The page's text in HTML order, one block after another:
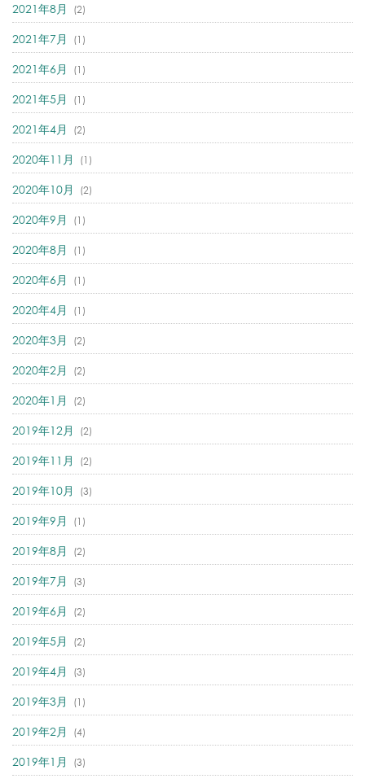
2021年8月 (2)
2021年7月 (1)
2021年6月 (1)
2021年5月 (1)
2021年4月 (2)
2020年11月 (1)
2020年10月 (2)
2020年9月 (1)
2020年8月 (1)
2020年6月 (1)
2020年4月 (1)
2020年3月 (2)
2020年2月 (2)
2020年1月 (2)
2019年12月 (2)
2019年11月 (2)
2019年10月 (3)
2019年9月 (1)
2019年8月 (2)
2019年7月 (3)
2019年6月 (2)
2019年5月 (2)
2019年4月 (3)
2019年3月 (1)
2019年2月 (4)
2019年1月 (3)